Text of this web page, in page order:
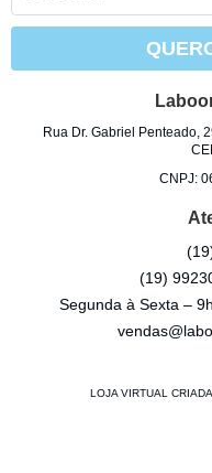
Rua Dr. Gabriel Penteado,
CNPJ:
(19)
Segunda à Sexta –
LOJA VIRTUAL